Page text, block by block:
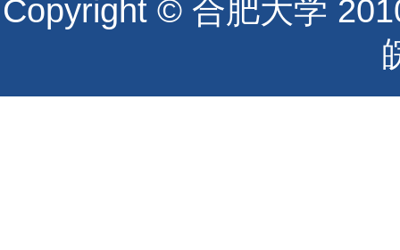
Copyright © 合肥大学